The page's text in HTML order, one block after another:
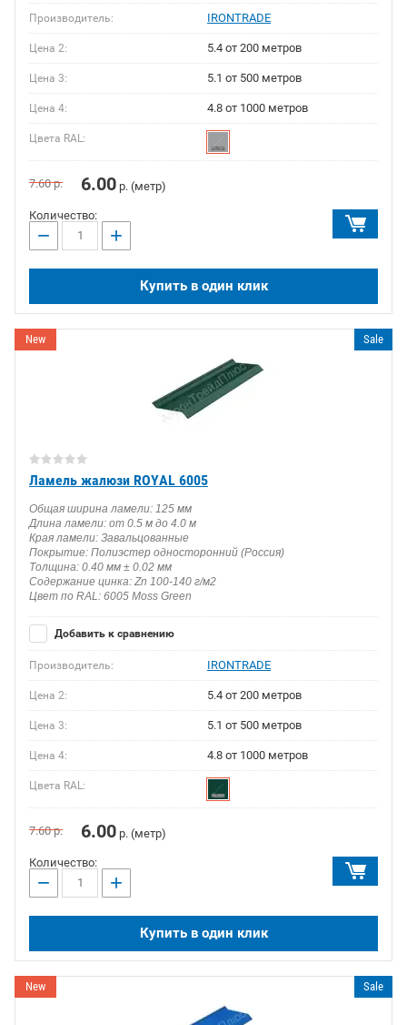
Производитель: IRONTRADE
Цена 2: 5.4 от 200 метров
Цена 3: 5.1 от 500 метров
Цена 4: 4.8 от 1000 метров
Цвета RAL:
7.60р. 6.00 р. (метр)
Количество:
− +
Купить в один клик
New Sale
Ламель жалюзи ROYAL 6005
Общая ширина ламели: 125 мм
Длина ламели: от 0.5 м до 4.0 м
Края ламели: Завальцованные
Покрытие: Полиэстер односторонний (Россия)
Толщина: 0.40 мм ± 0.02 мм
Содержание цинка: Zn 100-140 г/м2
Цвет по RAL: 6005 Moss Green
Добавить к сравнению
Производитель: IRONTRADE
Цена 2: 5.4 от 200 метров
Цена 3: 5.1 от 500 метров
Цена 4: 4.8 от 1000 метров
Цвета RAL:
7.60р. 6.00 р. (метр)
Количество:
− +
Купить в один клик
New Sale